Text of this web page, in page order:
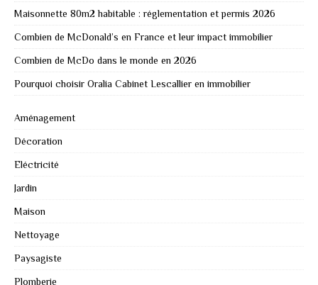
Maisonnette 80m2 habitable : réglementation et permis 2026
Combien de McDonald’s en France et leur impact immobilier
Combien de McDo dans le monde en 2026
Pourquoi choisir Oralia Cabinet Lescallier en immobilier
Aménagement
Décoration
Eléctricité
Jardin
Maison
Nettoyage
Paysagiste
Plomberie